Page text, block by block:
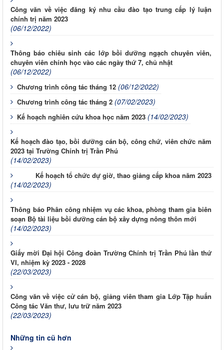
Công văn về việc đăng ký nhu cầu đào tạo trung cấp lý luận
chính trị năm 2023
(06/12/2022)
Thông báo chiêu sinh các lớp bồi dưỡng ngạch chuyên viên,
chuyên viên chính học vào các ngày thứ 7, chủ nhật
(06/12/2022)
Chương trình công tác tháng 12 (06/12/2022)
Chương trình công tác tháng 2 (07/02/2023)
Kế hoạch nghiên cứu khoa học năm 2023 (14/02/2023)
Kế hoạch đào tạo, bồi dưỡng cán bộ, công chứ, viên chức năm
2023 tại Trường Chính trị Trần Phú
(14/02/2023)
Kế hoạch tổ chức dự giờ, thao giảng cấp khoa năm 2023
(14/02/2023)
Thông báo Phân công nhiệm vụ các khoa, phòng tham gia biên
soạn Bộ tài liệu bồi dưỡng cán bộ xây dựng nông thôn mới
(14/02/2023)
Giấy mời Đại hội Công đoàn Trường Chính trị Trần Phú lần thứ
VI, nhiệm kỳ 2023 - 2028
(22/03/2023)
Công văn về việc cử cán bộ, giảng viên tham gia Lớp Tập huấn
Công tác Văn thư, lưu trữ năm 2023
(22/03/2023)
Những tin cũ hơn